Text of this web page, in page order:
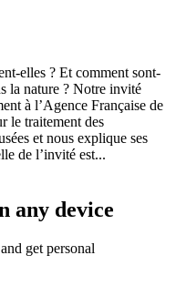
elles ? Et comment sont-
la nature ? Notre invité
à l’Agence Française de
le traitement des
et nous explique ses
de l’invité est...
any device
get personal